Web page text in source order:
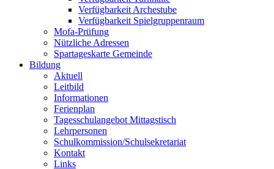
Verfügbarkeit Archestube
Verfügbarkeit Spielgruppenraum
Mofa-Prüfung
Nützliche Adressen
Spartageskarte Gemeinde
Bildung
Aktuell
Leitbild
Informationen
Ferienplan
Tagesschulangebot Mittagstisch
Lehrpersonen
Schulkommission/Schulsekretariat
Kontakt
Links